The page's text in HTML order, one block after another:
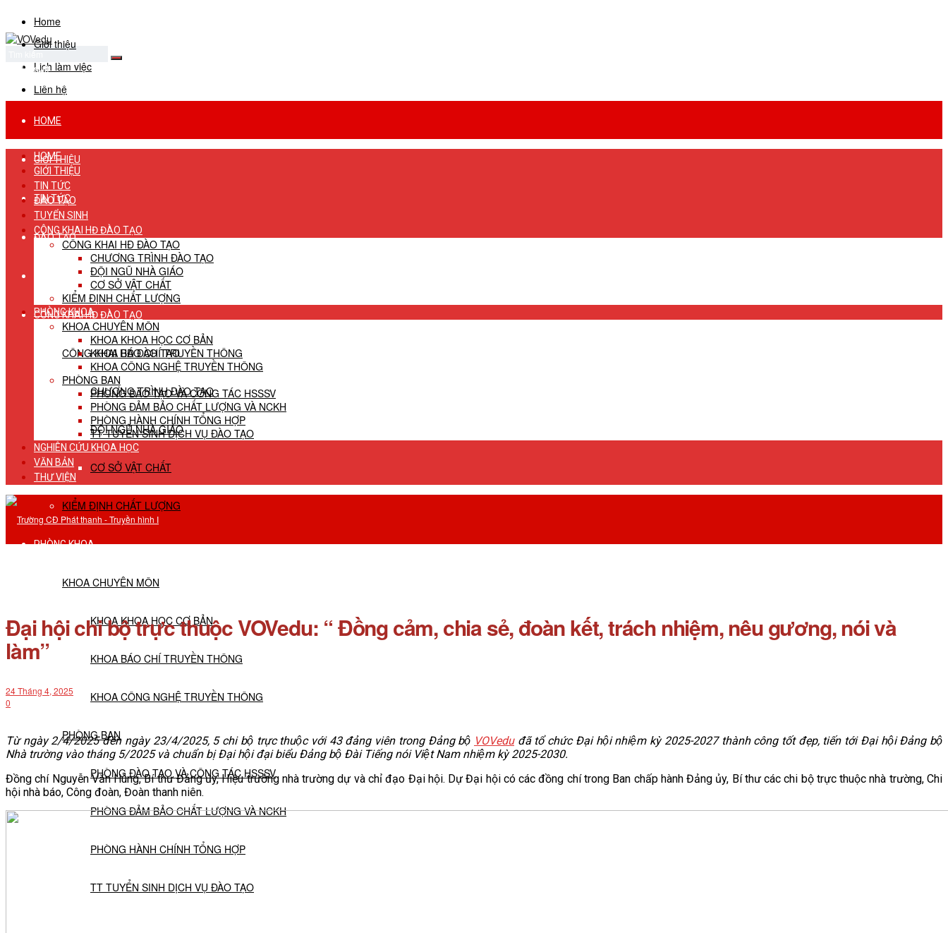
Home
Giới thiệu
Lịch làm việc
Liên hệ
No Result
View All Result
HOME
GIỚI THIỆU
TIN TỨC
ĐÀO TẠO
TUYỂN SINH
CÔNG KHAI HĐ ĐÀO TẠO
CÔNG KHAI HĐ ĐÀO TẠO
CHƯƠNG TRÌNH ĐÀO TẠO
ĐỘI NGŨ NHÀ GIÁO
CƠ SỞ VẬT CHẤT
KIỂM ĐỊNH CHẤT LƯỢNG
PHÒNG KHOA
KHOA CHUYÊN MÔN
KHOA KHOA HỌC CƠ BẢN
KHOA BÁO CHÍ TRUYỀN THÔNG
KHOA CÔNG NGHỆ TRUYỀN THÔNG
PHÒNG BAN
PHÒNG ĐÀO TẠO VÀ CÔNG TÁC HSSSV
PHÒNG ĐẢM BẢO CHẤT LƯỢNG VÀ NCKH
PHÒNG HÀNH CHÍNH TỔNG HỢP
TT TUYỂN SINH DỊCH VỤ ĐÀO TẠO
HOME
GIỚI THIỆU
TIN TỨC
ĐÀO TẠO
TUYỂN SINH
CÔNG KHAI HĐ ĐÀO TẠO
CÔNG KHAI HĐ ĐÀO TẠO
CHƯƠNG TRÌNH ĐÀO TẠO
ĐỘI NGŨ NHÀ GIÁO
CƠ SỞ VẬT CHẤT
KIỂM ĐỊNH CHẤT LƯỢNG
PHÒNG KHOA
KHOA CHUYÊN MÔN
KHOA KHOA HỌC CƠ BẢN
KHOA BÁO CHÍ TRUYỀN THÔNG
KHOA CÔNG NGHỆ TRUYỀN THÔNG
PHÒNG BAN
PHÒNG ĐÀO TẠO VÀ CÔNG TÁC HSSSV
PHÒNG ĐẢM BẢO CHẤT LƯỢNG VÀ NCKH
PHÒNG HÀNH CHÍNH TỔNG HỢP
TT TUYỂN SINH DỊCH VỤ ĐÀO TẠO
NGHIÊN CỨU KHOA HỌC
VĂN BẢN
THƯ VIỆN
Đại hội chi bộ trực thuộc VOVedu: “ Đồng cảm, chia sẻ, đoàn kết, trách nhiệm, nêu gương, nói và
làm”
24 Tháng 4, 2025
0
Từ ngày 2/4/2025 đến ngày 23/4/2025, 5 chi bộ trực thuộc với 43 đảng viên trong Đảng bộ VOVeduđã tổ chức Đại hội nhiệm kỳ 2025-2027 thành công tốt đẹp, tiến tới Đại hội Đảng bộ
Nhà trường vào tháng 5/2025 và chuẩn bị Đại hội đại biểu Đảng bộ Đài Tiếng nói Việt Nam nhiệm kỳ 2025-2030.
Đồng chí Nguyễn Văn Hùng, Bí thư Đảng ủy, Hiệu trưởng nhà trường dự và chỉ đạo Đại hội. Dự Đại hội có các đồng chí trong Ban chấp hành Đảng ủy, Bí thư các chi bộ trực thuộc nhà trường, Chi
hội nhà báo, Công đoàn, Đoàn thanh niên.